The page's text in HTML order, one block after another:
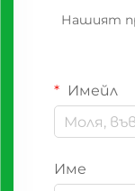
Нашият
Имейл
Име